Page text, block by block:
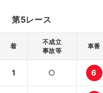
第5レース
着
不成立
事故等
車番
1 ○ 6